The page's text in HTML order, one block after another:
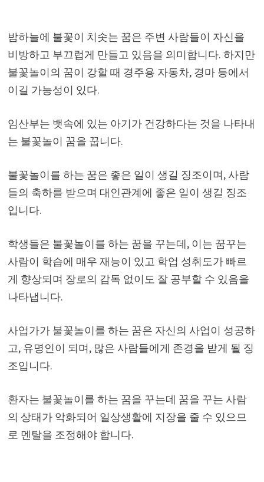
밤하늘에 불꽃이 치솟는 꿈은 주변 사람들이 자신을
비방하고 부끄럽게 만들고 있음을 의미합니다. 하지만
불꽃놀이의 꿈이 강할 때 경주용 자동차, 경마 등에서
이길 가능성이 있다.
임산부는 뱃속에 있는 아기가 건강하다는 것을 나타내
는 불꽃놀이 꿈을 꿉니다.
불꽃놀이를 하는 꿈은 좋은 일이 생길 징조이며, 사람
들의 축하를 받으며 대인관계에 좋은 일이 생길 징조
입니다.
학생들은 불꽃놀이를 하는 꿈을 꾸는데, 이는 꿈꾸는
사람이 학습에 매우 재능이 있고 학업 성취도가 빠르
게 향상되며 장로의 감독 없이도 잘 공부할 수 있음을
나타냅니다.
사업가가 불꽃놀이를 하는 꿈은 자신의 사업이 성공하
고, 유명인이 되며, 많은 사람들에게 존경을 받게 될 징
조입니다.
환자는 불꽃놀이를 하는 꿈을 꾸는데 꿈을 꾸는 사람
의 상태가 악화되어 일상생활에 지장을 줄 수 있으므
로 멘탈을 조정해야 합니다.